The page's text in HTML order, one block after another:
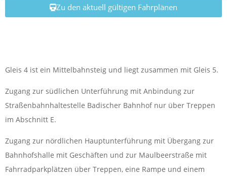
Zu den aktuell gültigen Fahrplänen
Gleis 4 ist ein Mittelbahnsteig und liegt zusammen mit Gleis 5.
Zugang zur südlichen Unterführung mit Anbindung zur
Straßenbahnhaltestelle Badischer Bahnhof nur über Treppen
im Abschnitt E.
Zugang zur nördlichen Hauptunterführung mit Übergang zur
Bahnhofshalle mit Geschäften und zur Maulbeerstraße mit
Fahrradparkplätzen über Treppen, eine Rampe und einem